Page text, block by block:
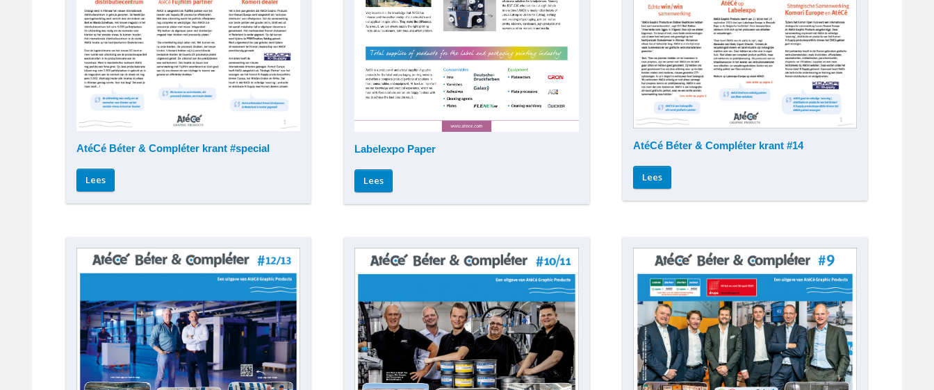
AtéCé Béter & Compléter krant #special
Lees
Labelexpo Paper
Lees
AtéCé Béter & Compléter krant #14
Lees